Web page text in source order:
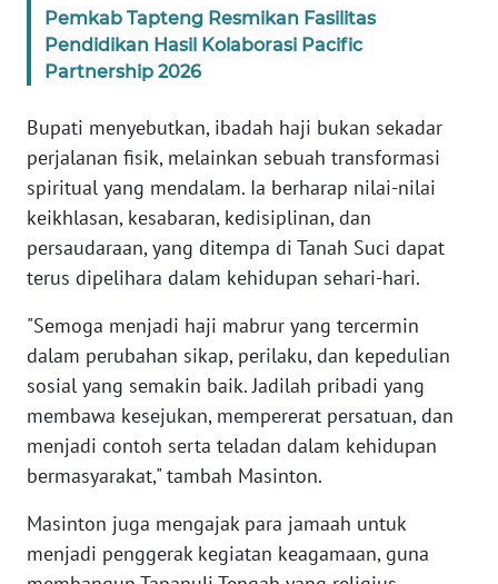
Pemkab Tapteng Resmikan Fasilitas
Pendidikan Hasil Kolaborasi Pacific
Partnership 2026
Bupati menyebutkan, ibadah haji bukan sekadar
perjalanan fisik, melainkan sebuah transformasi
spiritual yang mendalam. Ia berharap nilai-nilai
keikhlasan, kesabaran, kedisiplinan, dan
persaudaraan, yang ditempa di Tanah Suci dapat
terus dipelihara dalam kehidupan sehari-hari.
"Semoga menjadi haji mabrur yang tercermin
dalam perubahan sikap, perilaku, dan kepedulian
sosial yang semakin baik. Jadilah pribadi yang
membawa kesejukan, mempererat persatuan, dan
menjadi contoh serta teladan dalam kehidupan
bermasyarakat," tambah Masinton.
Masinton juga mengajak para jamaah untuk
menjadi penggerak kegiatan keagamaan, guna
WN
SULBAR
BABEL
WN
SUMBAR
SUMSEL
WN
BENGKULU
WN
WN
JATENG